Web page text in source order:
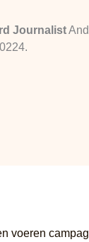
Journalist